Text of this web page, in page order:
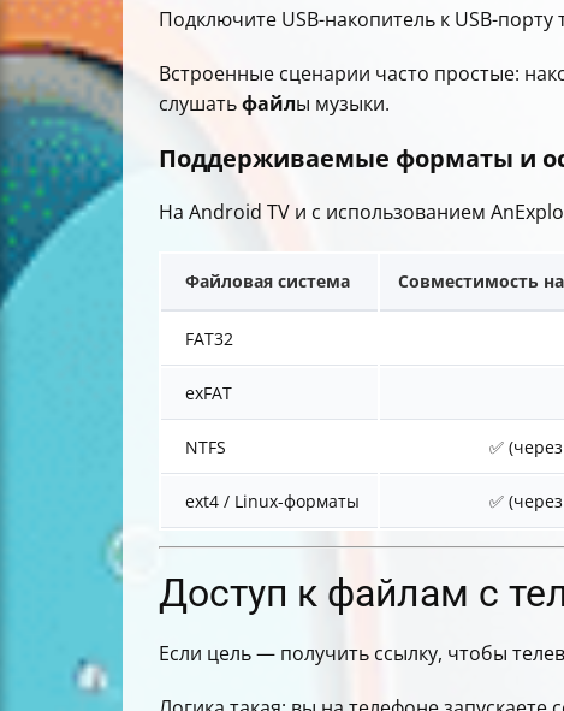
Подключите USB-накопитель к USB-
Встроенные сценарии часто простые:
слушатьфайлы музыки.
Поддерживаемые форматы и
На Android TV и с использованием
Файловая система Совместимость
FAT32
exFAT
NTFS ✅
ext4 / Linux-форматы ✅
Доступ к файлам с
Если цель — получить ссылку, чтобы